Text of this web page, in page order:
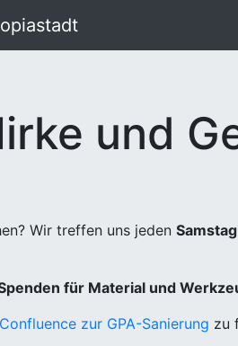
und
Wir treffen uns jeden
für Material und
zur GPA-Sanierung zu